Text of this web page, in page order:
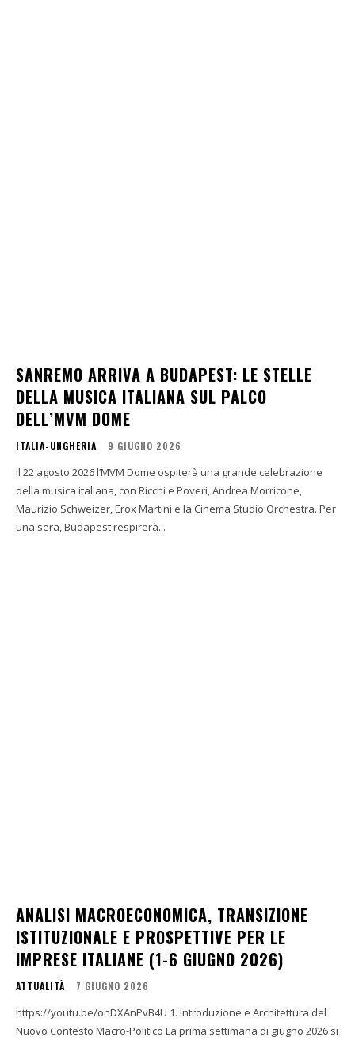
SANREMO ARRIVA A BUDAPEST: LE STELLE
DELLA MUSICA ITALIANA SUL PALCO
DELL’MVM DOME
ITALIA-UNGHERIA 9 GIUGNO 2026
Il 22 agosto 2026 l’MVM Dome ospiterà una grande celebrazione
della musica italiana, con Ricchi e Poveri, Andrea Morricone,
Maurizio Schweizer, Erox Martini e la Cinema Studio Orchestra. Per
una sera, Budapest respirerà...
ANALISI MACROECONOMICA, TRANSIZIONE
ISTITUZIONALE E PROSPETTIVE PER LE
IMPRESE ITALIANE (1-6 GIUGNO 2026)
ATTUALITÀ 7 GIUGNO 2026
https://youtu.be/onDXAnPvB4U 1. Introduzione e Architettura del
Nuovo Contesto Macro-Politico La prima settimana di giugno 2026 si